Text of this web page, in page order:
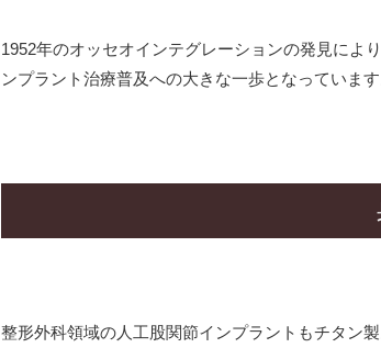
1952年のオッセオインテグレーションの発見によ
ンプラント治療普及への大きな一歩となっています
整形外科領域の人工股関節インプラントもチタン製